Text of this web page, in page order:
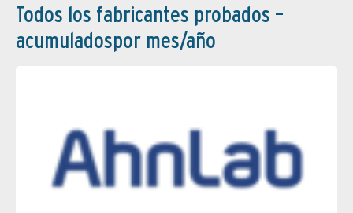
Todos los fabricantes probados –
acumuladospor mes/año